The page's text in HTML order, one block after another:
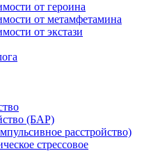
от героина
от метамфетамина
от экстази
(БАР)
расстройство)
стрессовое